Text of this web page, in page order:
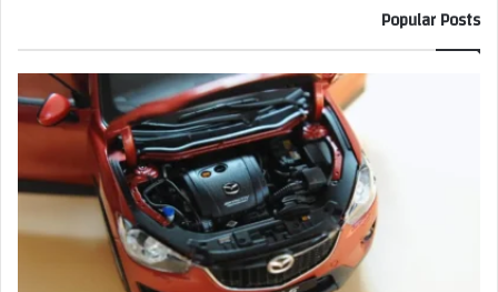
Popular Posts